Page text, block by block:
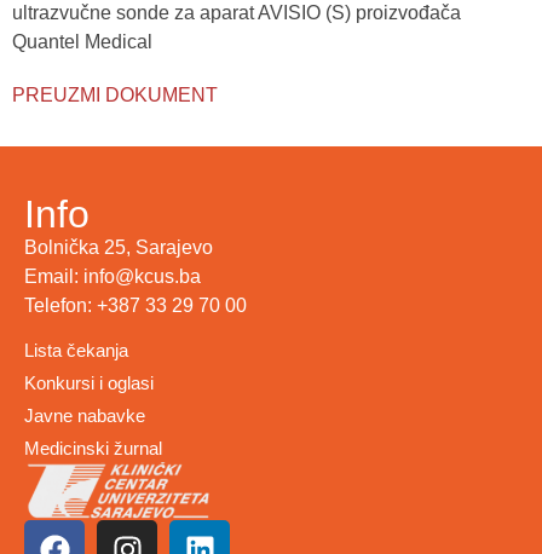
ultrazvučne sonde za aparat AVISIO (S) proizvođača
Quantel Medical
PREUZMI DOKUMENT
Info
Bolnička 25, Sarajevo
Email: info@kcus.ba
Telefon: +387 33 29 70 00
Lista čekanja
Konkursi i oglasi
Javne nabavke
Medicinski žurnal